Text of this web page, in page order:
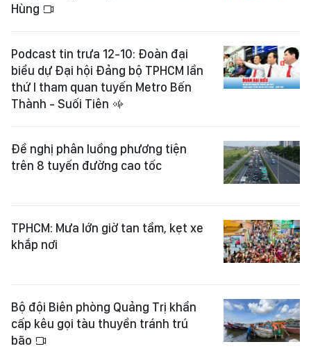
Hùng
Podcast tin trưa 12-10: Đoàn đại
biểu dự Đại hội Đảng bộ TPHCM lần
thứ I tham quan tuyến Metro Bến
Thành - Suối Tiên
Đề nghị phân luồng phương tiện
trên 8 tuyến đường cao tốc
TPHCM: Mưa lớn giờ tan tầm, kẹt xe
khắp nơi
Bộ đội Biên phòng Quảng Trị khẩn
cấp kêu gọi tàu thuyền tránh trú
bão